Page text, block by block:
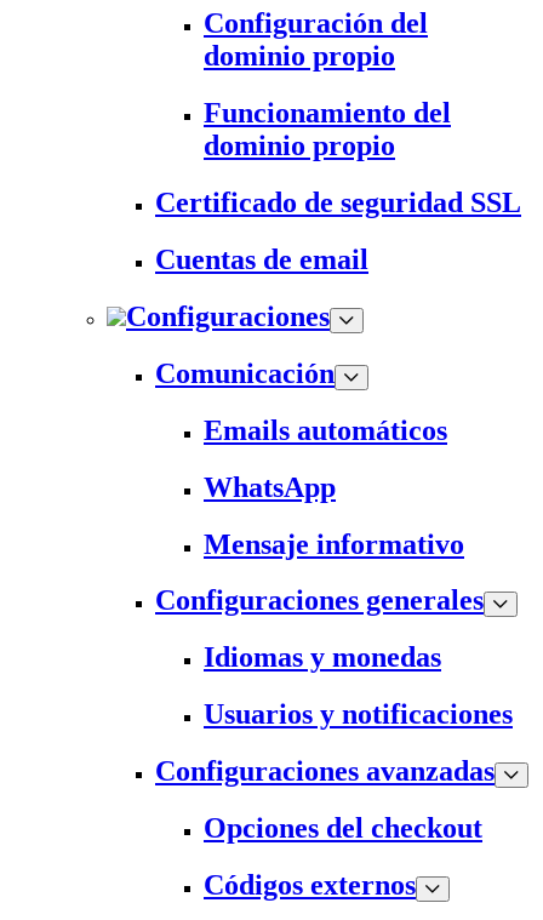
Configuración del
dominio propio
Funcionamiento del
dominio propio
Certificado de seguridad SSL
Cuentas de email
Configuraciones
Comunicación
Emails automáticos
WhatsApp
Mensaje informativo
Configuraciones generales
Idiomas y monedas
Usuarios y notificaciones
Configuraciones avanzadas
Opciones del checkout
Códigos externos